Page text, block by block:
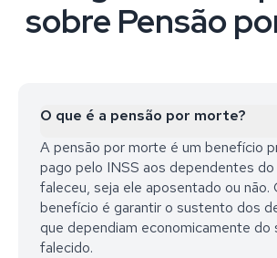
sobre Pensão
O que é a pensão por morte?
A pensão por morte é um benefício
pago pelo INSS aos dependentes
faleceu, seja ele aposentado ou não.
benefício é garantir o sustento dos
que dependiam economicamente do
falecido.